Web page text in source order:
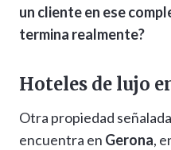
un cliente en ese
termina realmente?
Hoteles de lujo
Otra propiedad
encuentra en Gerona,